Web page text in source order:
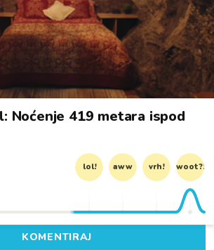
Noćenje 419 metara ispod
lol! aww vrh! woot?!
KOMENTIRAJ